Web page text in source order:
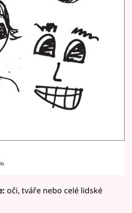
oči, tváře nebo celé lidské